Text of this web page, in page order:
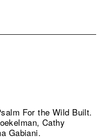
For the Wild Built.
Cathy
Gabiani.